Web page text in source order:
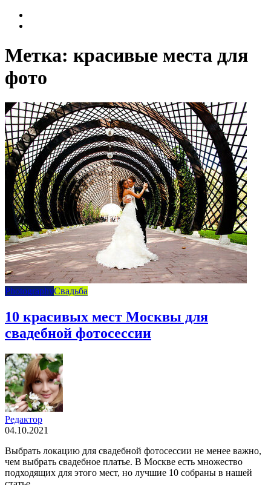
Метка: красивые места для
фото
PhotographyСвадьба
10 красивых мест Москвы для
свадебной фотосессии
Редактор
04.10.2021
Выбрать локацию для свадебной фотосессии не менее важно,
чем выбрать свадебное платье. В Москве есть множество
подходящих для этого мест, но лучшие 10 собраны в нашей